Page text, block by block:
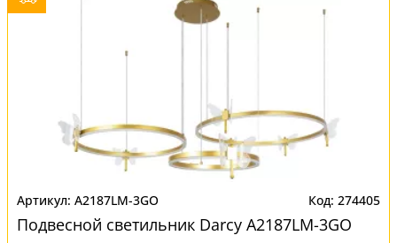
A2187LM-3GO 274405
Подвесной светильник Darcy A2187LM-3GO